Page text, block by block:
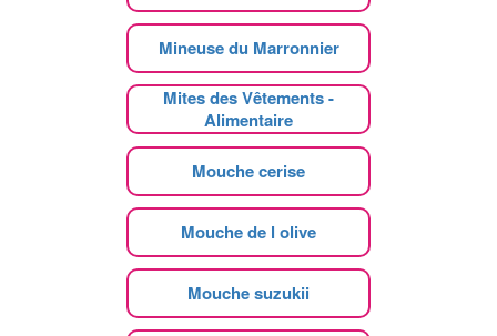
Mineuse du Marronnier
Mites des Vêtements -
Alimentaire
Mouche cerise
Mouche de l olive
Mouche suzukii